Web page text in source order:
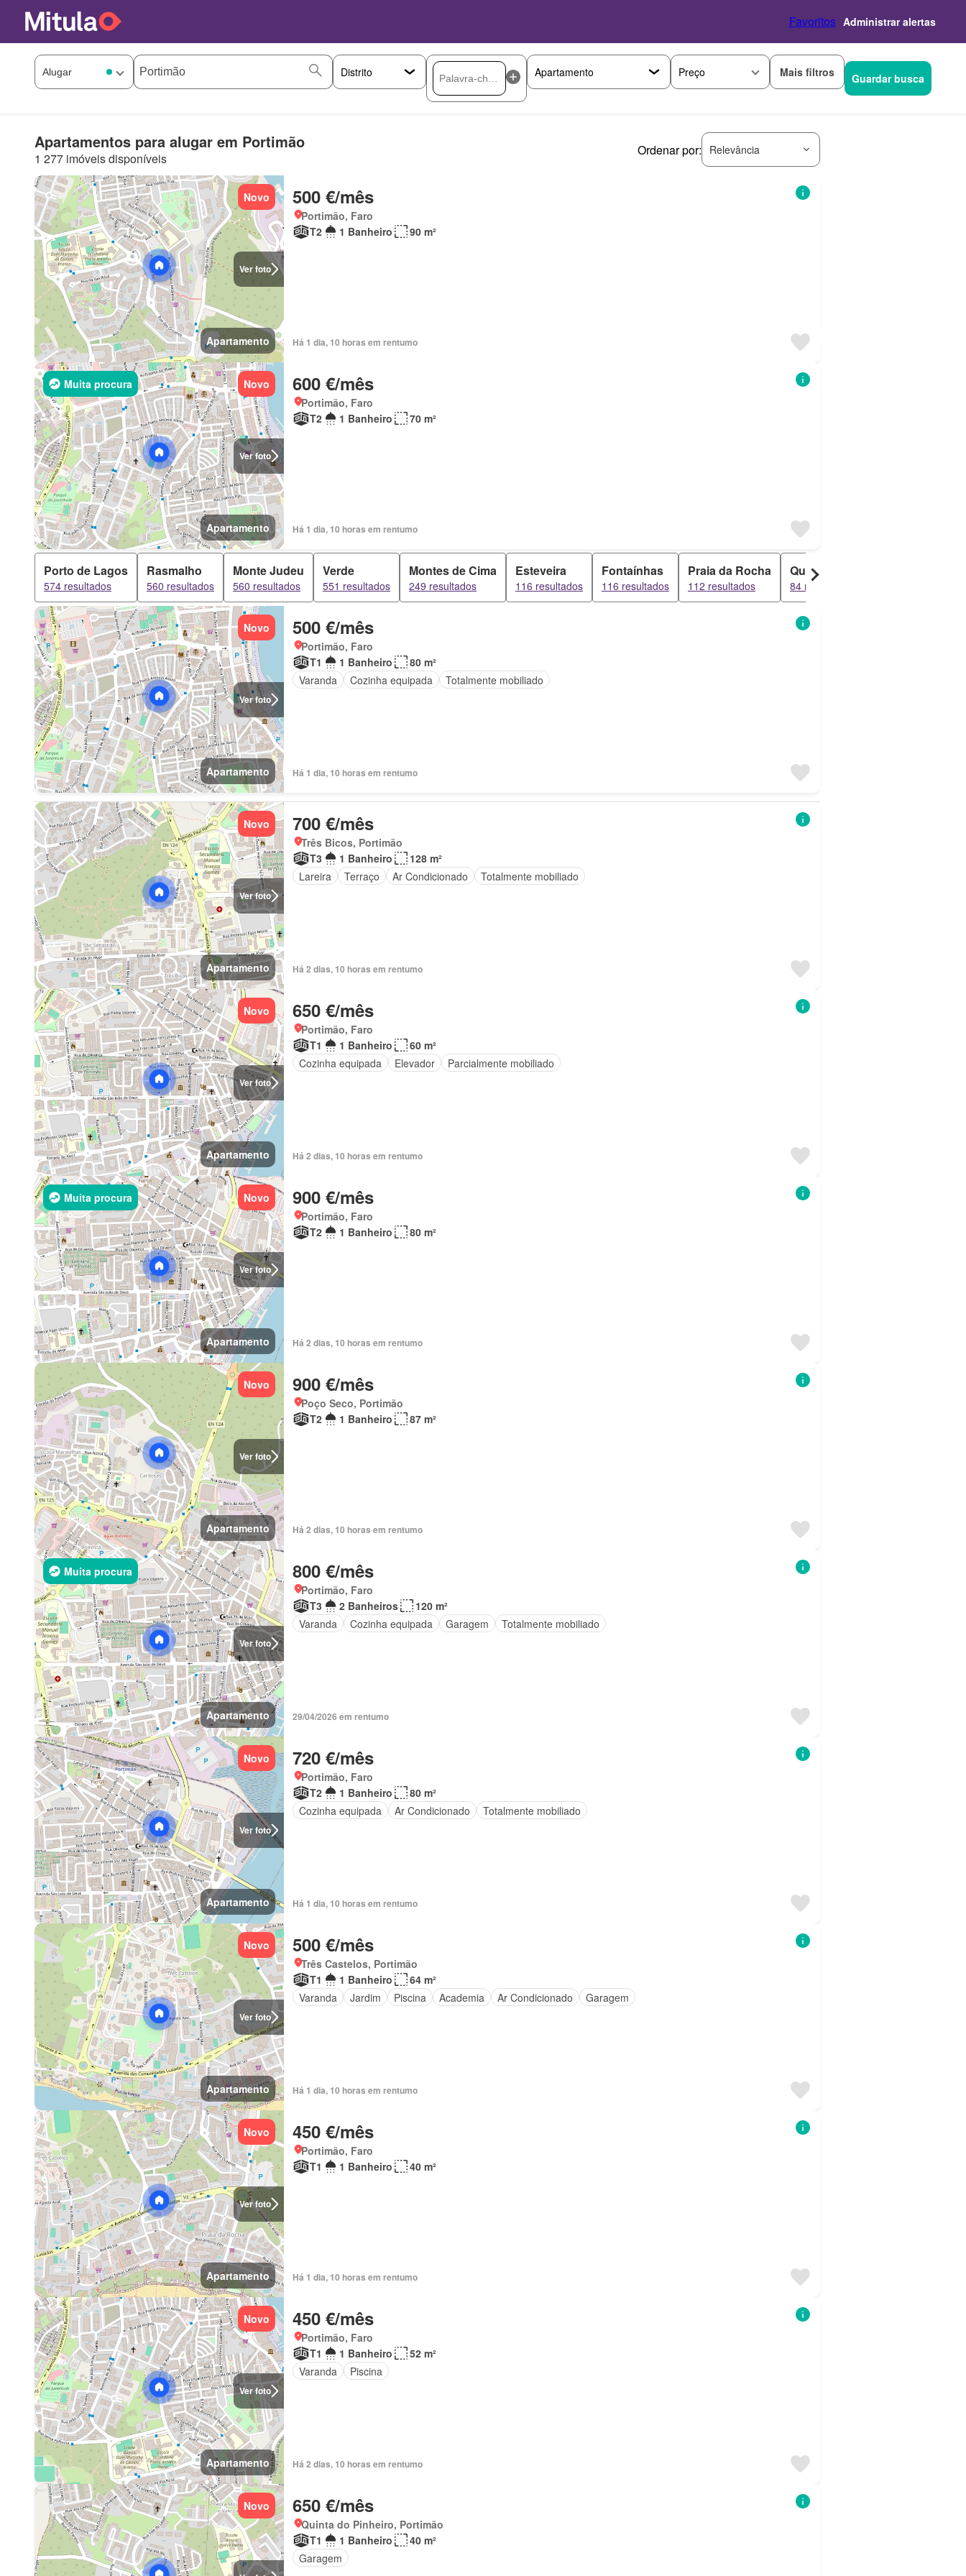
Favoritos Administrar alertas
Preço Mais filtros Guardar busca
Apartamentos para alugar em Portimão
1 277 imóveis disponíveis
Ordenar por: Relevância
Ver foto
Novo
Apartamento
500 €/mês
Portimão, Faro
T2
1 Banheiro 90 m²
Há 1 dia, 10 horas em rentumo
Ver foto
Muita procura Novo
Apartamento
600 €/mês
Portimão, Faro
T2
1 Banheiro 70 m²
Há 1 dia, 10 horas em rentumo
Porto de Lagos
574 resultados
Rasmalho
560 resultados
Monte Judeu
560 resultados
Verde
551 resultados
Montes de Cima
249 resultados
Esteveira
116 resultados
Fontaínhas
116 resultados
Praia da Rocha
112 resultados
Quinta da Rocha
84 resultados
Ver foto
Novo
Apartamento
500 €/mês
Portimão, Faro
T1
1 Banheiro
80 m²
Varanda
Cozinha equipada Totalmente mobiliado
Há 1 dia, 10 horas em rentumo
Ver foto
Novo
Apartamento
700 €/mês
Três Bicos, Portimão
T3
1 Banheiro
128 m²
Lareira
Terraço Ar Condicionado Totalmente mobiliado
Há 2 dias, 10 horas em rentumo
Ver foto
Novo
Apartamento
650 €/mês
Portimão, Faro
T1
1 Banheiro
60 m²
Cozinha equipada
Elevador Parcialmente mobiliado
Há 2 dias, 10 horas em rentumo
Ver foto
Muita procura Novo
Apartamento
900 €/mês
Portimão, Faro
T2
1 Banheiro 80 m²
Há 2 dias, 10 horas em rentumo
Ver foto
Novo
Apartamento
900 €/mês
Poço Seco, Portimão
T2
1 Banheiro 87 m²
Há 2 dias, 10 horas em rentumo
Ver foto
Muita procura
Apartamento
800 €/mês
Portimão, Faro
T3
2 Banheiros
120 m²
Varanda
Cozinha equipada Garagem Totalmente mobiliado
29/04/2026 em rentumo
Ver foto
Novo
Apartamento
720 €/mês
Portimão, Faro
T2
1 Banheiro
80 m²
Cozinha equipada
Ar Condicionado Totalmente mobiliado
Há 1 dia, 10 horas em rentumo
Ver foto
Novo
Apartamento
500 €/mês
Três Castelos, Portimão
T1
1 Banheiro
64 m²
Varanda
Jardim Piscina Academia Ar Condicionado Garagem
Há 1 dia, 10 horas em rentumo
Ver foto
Novo
Apartamento
450 €/mês
Portimão, Faro
T1
1 Banheiro 40 m²
Há 1 dia, 10 horas em rentumo
Ver foto
Novo
Apartamento
450 €/mês
Portimão, Faro
T1
1 Banheiro
52 m²
Varanda
Piscina
Há 2 dias, 10 horas em rentumo
Novo 650 €/mês
Quinta do Pinheiro, Portimão
T1
1 Banheiro
40 m²
Garagem